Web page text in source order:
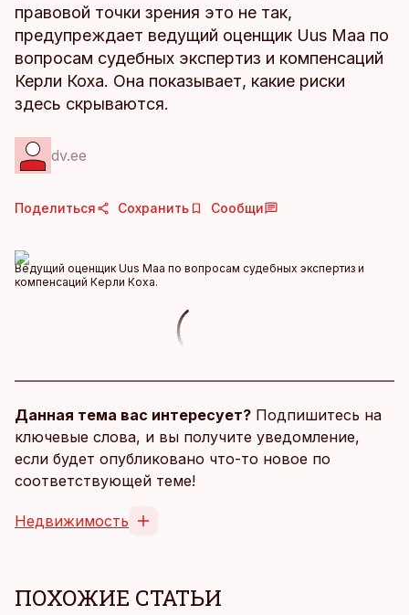
правовой точки зрения это не так,
предупреждает ведущий оценщик Uus Maa по
вопросам судебных экспертиз и компенсаций
Керли Коха. Она показывает, какие риски
здесь скрываются.
dv.ee
Поделиться Сохранить Сообщи
Ведущий оценщик Uus Maa по вопросам судебных экспертиз и
компенсаций Керли Коха.
Данная тема вас интересует? Подпишитесь на
ключевые слова, и вы получите уведомление,
если будет опубликовано что-то новое по
соответствующей теме!
Недвижимость
ПОХОЖИЕ СТАТЬИ